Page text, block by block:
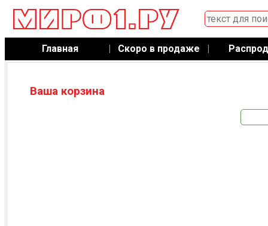
Главная | Скоро в продаже |
Ваша корзина